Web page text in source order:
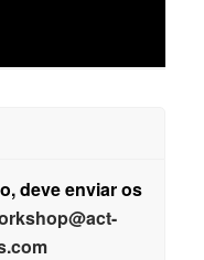
deveenviar os